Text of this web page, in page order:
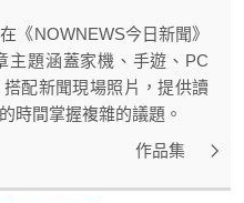
《NOWNEWS今日新聞》
主題涵蓋家機、手遊、PC
配新聞現場照片，提供讀
時間掌握複雜的議題。
作品集